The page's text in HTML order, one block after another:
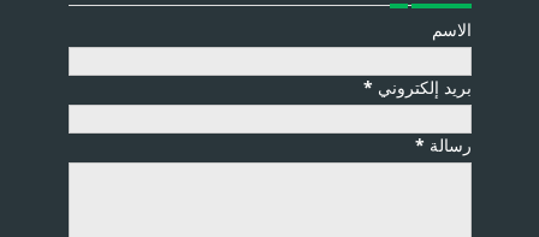
الاسم
بريد إلكتروني *
رسالة *